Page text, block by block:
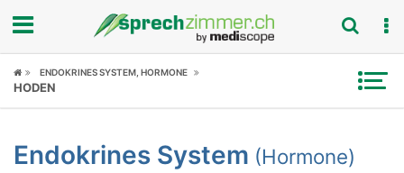
Fokus
Symptome
ENDOKRINES SYSTEM, HORMONE
HODEN
Endokrines System (Hormone)